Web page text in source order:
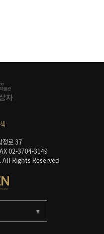
청로 37
02-3704-3149
All Rights Reserved